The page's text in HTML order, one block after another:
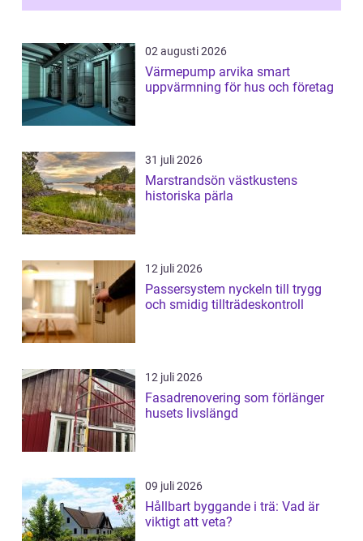
02 augusti 2026
Värmepump arvika smart
uppvärmning för hus och företag
31 juli 2026
Marstrandsön västkustens
historiska pärla
12 juli 2026
Passersystem nyckeln till trygg
och smidig tillträdeskontroll
12 juli 2026
Fasadrenovering som förlänger
husets livslängd
09 juli 2026
Hållbart byggande i trä: Vad är
viktigt att veta?